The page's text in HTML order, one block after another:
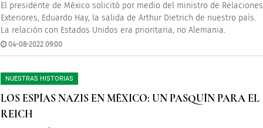
El presidente de México solicitó por medio del ministro de Relaciones
Exteriores, Eduardo Hay, la salida de Arthur Dietrich de nuestro país.
La relación con Estados Unidos era prioritaria, no Alemania.
04-08-2022 09:00
NUESTRAS HISTORIAS
LOS ESPÍAS NAZIS EN MÉXICO: UN PASQUÍN PARA EL
REICH